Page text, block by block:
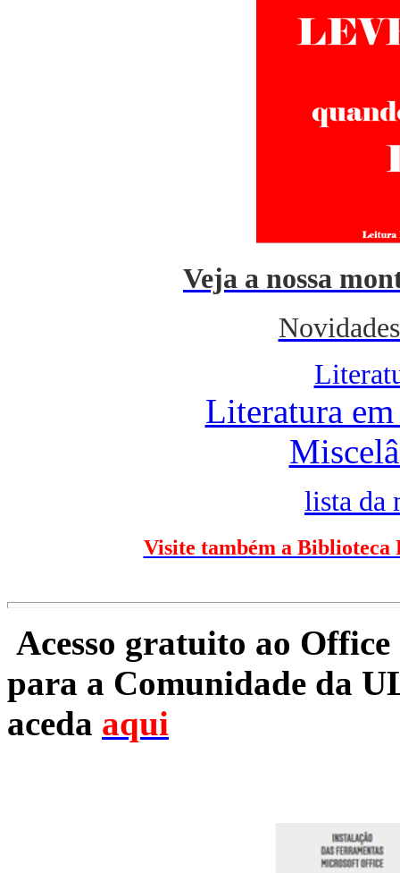
Veja a nossa
Literatura
lista da
Visite também a Biblioteca
Acesso gratuito ao
para a Comunidade da
aceda aqui